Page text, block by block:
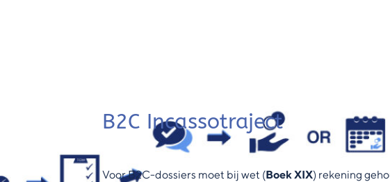
B2C Incassotraject
Voor B2C-dossiers moet bij wet (Boek XIX) rekening